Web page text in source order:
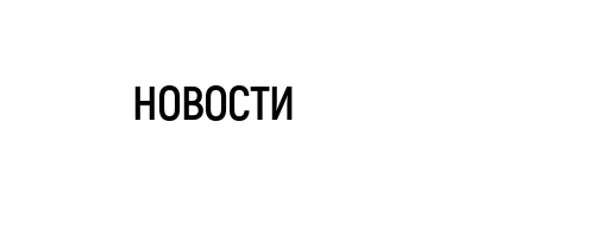
НОВОСТИ